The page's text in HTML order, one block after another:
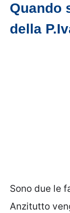
Quando
della
Sono due le
Anzitutto